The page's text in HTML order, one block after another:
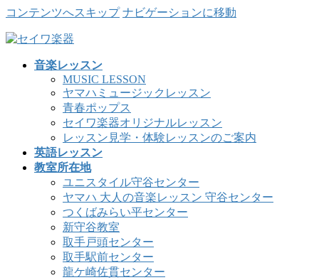
コンテンツへスキップ ナビゲーションに移動
音楽レッスン
MUSIC LESSON
ヤマハミュージックレッスン
青春ポップス
セイワ楽器オリジナルレッスン
レッスン見学・体験レッスンのご案内
英語レッスン
教室所在地
ユニスタイル守谷センター
ヤマハ 大人の音楽レッスン 守谷センター
つくばみらい平センター
新守谷教室
取手戸頭センター
取手駅前センター
龍ケ崎佐貫センター